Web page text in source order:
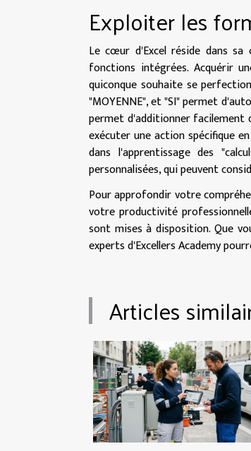
Exploiter les
Le cœur d'Excel réside dans
fonctions intégrées. Acquérir
quiconque souhaite se
"MOYENNE", et "SI" permet
permet d'additionner facilement
exécuter une action spécifique
dans l'apprentissage des
personnalisées, qui peuvent
Pour approfondir votre
votre productivité
sont mises à disposition. Que
experts d'Excellers Academy
Articles